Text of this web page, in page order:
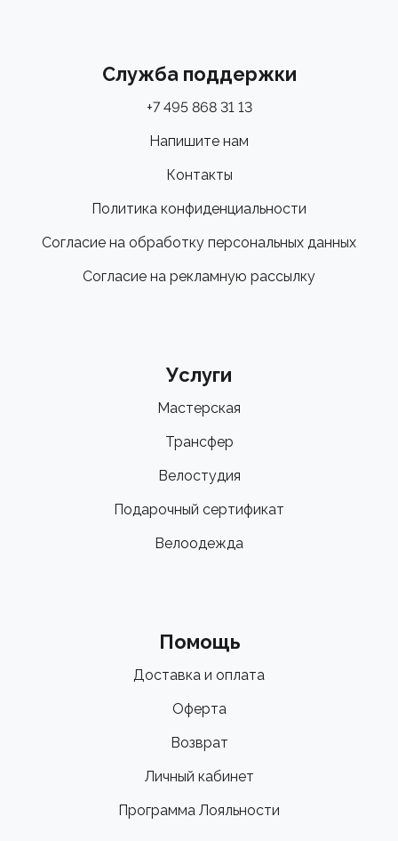
Служба поддержки
+7 495 868 31 13
Напишите нам
Контакты
Политика конфиденциальности
Согласие на обработку персональных данных
Согласие на рекламную рассылку
Услуги
Мастерская
Трансфер
Велостудия
Подарочный сертификат
Велоодежда
Помощь
Доставка и оплата
Оферта
Возврат
Личный кабинет
Программа Лояльности